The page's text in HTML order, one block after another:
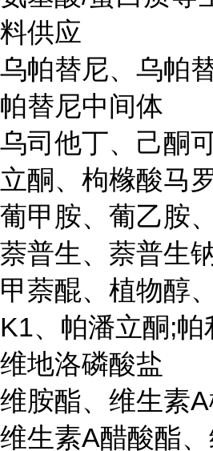
料供应
乌帕替尼、乌帕
帕替尼中间体
乌司他丁、己酮
立酮、枸橼酸马
葡甲胺、葡乙胺
萘普生、萘普生
甲萘醌、植物醇
K1、帕潘立酮;
维地洛磷酸盐
维胺酯、维生素A
维生素A醋酸酯